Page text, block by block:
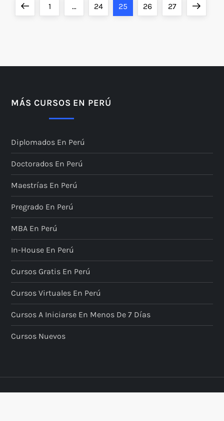
n
c
i
ó
n
d
e
e
n
t
a
PreviousPage
1 … Page
24 Page
25 Page
26 Page
27 Next
MÁS CURSOS EN PERÚ
Diplomados En Perú
Doctorados En Perú
Maestrías En Perú
Pregrado En Perú
MBA En Perú
In-House En Perú
Cursos Gratis En Perú
Cursos Virtuales En Perú
Cursos A Iniciarse En Menos De 7 Días
Cursos Nuevos